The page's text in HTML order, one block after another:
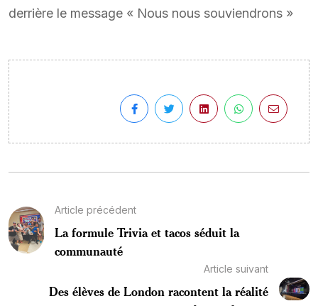
derrière le message « Nous nous souviendrons »
Article précédent
La formule Trivia et tacos séduit la
communauté
Article suivant
Des élèves de London racontent la réalité